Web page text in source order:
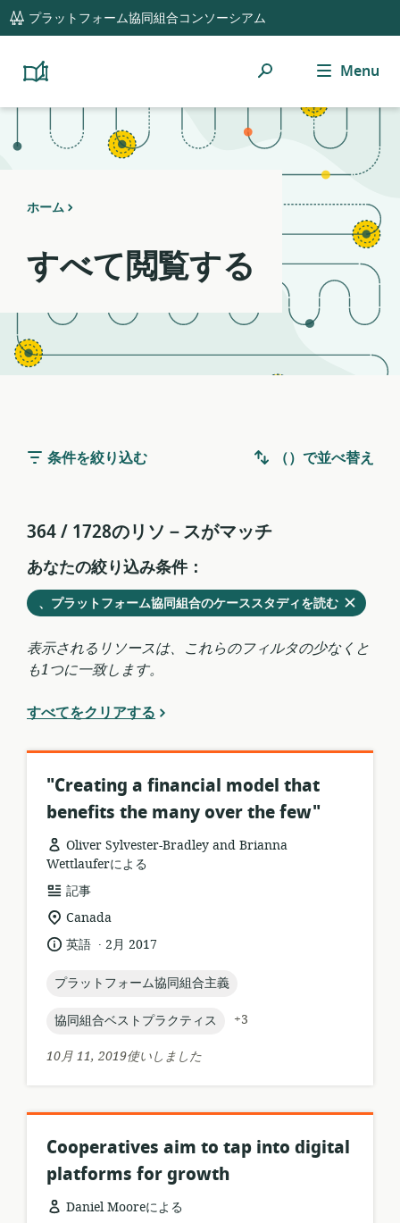
global
navigation
プラットフォーム協同組合コンソーシアム
Platform
Resource
検
Menu
ホーム
すべて閲覧する
条件を絞り込む （）で並べ替え
364 / 1728のリソ－スがマッチ
あなたの絞り込み条件：
削
除
す
る
、プラットフォーム協同組合のケーススタディを読むを
現
在
の
か
表示されるリソースは、これらのフィルタの少なくと
も1つに一致します。
すべてをクリアする
"Creating a financial model that
benefits the many over the few"
Oliver Sylvester-Bradley and Brianna
Wettlauferによる
リ
ソ
ー
ス
ォ
マ
ト:
記事
関
連
す
る
ロ
ケ
ー
シ
ョ
ン:
Canada
言 英語 .
公
日:
2月 2017
topic:
プラットフォーム協同組合主義
topic:
協同組合ベストプラクティス
+3
10月 11, 2019使いしました
Cooperatives aim to tap into digital
platforms for growth
Daniel Mooreによる
Notifications
21
filters
Resource